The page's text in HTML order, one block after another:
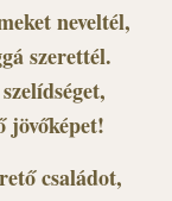
neveltél,
szerettél.
jövőképet!
családot,